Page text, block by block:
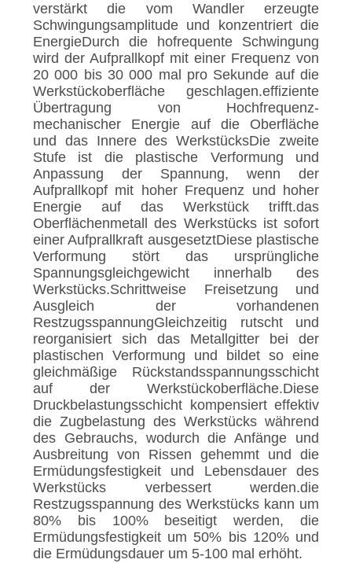
verstärkt die vom Wandler erzeugte
Schwingungsamplitude und konzentriert die
EnergieDurch die hofrequente Schwingung
wird der Aufprallkopf mit einer Frequenz von
20 000 bis 30 000 mal pro Sekunde auf die
Werkstückoberfläche geschlagen.effiziente
Übertragung von Hochfrequenz-
mechanischer Energie auf die Oberfläche
und das Innere des WerkstücksDie zweite
Stufe ist die plastische Verformung und
Anpassung der Spannung, wenn der
Aufprallkopf mit hoher Frequenz und hoher
Energie auf das Werkstück trifft.das
Oberflächenmetall des Werkstücks ist sofort
einer Aufprallkraft ausgesetztDiese plastische
Verformung stört das ursprüngliche
Spannungsgleichgewicht innerhalb des
Werkstücks.Schrittweise Freisetzung und
Ausgleich der vorhandenen
RestzugsspannungGleichzeitig rutscht und
reorganisiert sich das Metallgitter bei der
plastischen Verformung und bildet so eine
gleichmäßige Rückstandsspannungsschicht
auf der Werkstückoberfläche.Diese
Druckbelastungsschicht kompensiert effektiv
die Zugbelastung des Werkstücks während
des Gebrauchs, wodurch die Anfänge und
Ausbreitung von Rissen gehemmt und die
Ermüdungsfestigkeit und Lebensdauer des
Werkstücks verbessert werden.die
Restzugsspannung des Werkstücks kann um
80% bis 100% beseitigt werden, die
Ermüdungsfestigkeit um 50% bis 120% und
die Ermüdungsdauer um 5-100 mal erhöht.